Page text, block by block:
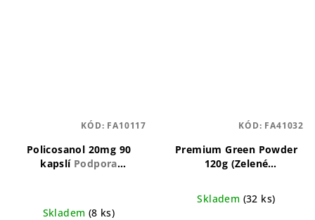
Policosanol 20mg 90
kapslí Podpora
Skladem (8 ks)
KÓD: FA10117
Premium Green Powder
120g (Zelené
superpotravin pro vitalitu
Skladem (32 ks)
KÓD: FA41032